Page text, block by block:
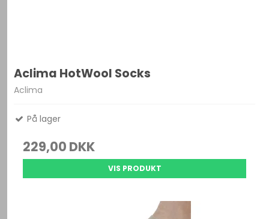
Aclima HotWool Socks
Aclima
På lager
229,00 DKK
VIS PRODUKT